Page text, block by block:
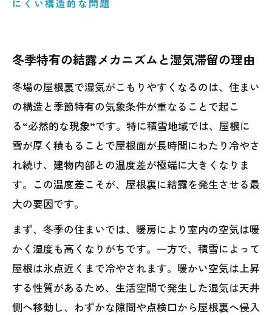
安全で長持ちする住まいのために今できる対
策
まとめ｜積雪地域の住まいを守るための“冬
季カビ対策”
にくい構造的な問題
冬季特有の結露メカニズムと湿気滞留の理由
冬場の屋根裏で湿気がこもりやすくなるのは、住まい
の構造と季節特有の気象条件が重なることで起こ
る“必然的な現象”です。特に積雪地域では、屋根に
雪が厚く積もることで屋根面が長時間にわたり冷やさ
れ続け、建物内部との温度差が極端に大きくなりま
す。この温度差こそが、屋根裏に結露を発生させる最
大の要因です。
まず、冬季の住まいでは、暖房により室内の空気は暖
かく湿度も高くなりがちです。一方で、積雪によって
屋根は氷点近くまで冷やされます。暖かい空気は上昇
する性質があるため、生活空間で発生した湿気は天井
側へ移動し、わずかな隙間や点検口から屋根裏へ侵入